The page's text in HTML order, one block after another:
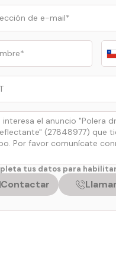
tus datos para
Contactar Llamar